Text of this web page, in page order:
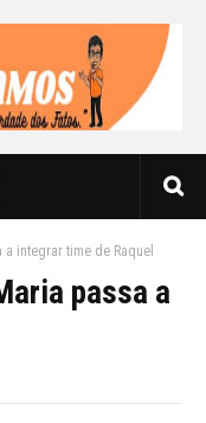
integrar time de Raquel
passa a